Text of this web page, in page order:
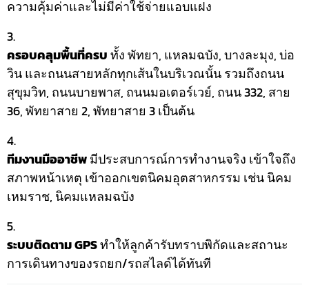
ความคุ้มค่าและไม่มีค่าใช้จ่ายแอบแฝง
ครอบคลุมพื้นที่ครบทั้ง พัทยา, แหลมฉบัง, บางละมุง, บ่อ
วิน และถนนสายหลักทุกเส้นในบริเวณนั้น รวมถึงถนน
สุขุมวิท, ถนนบายพาส, ถนนมอเตอร์เวย์, ถนน 332, สาย
36, พัทยาสาย 2, พัทยาสาย 3 เป็นต้น
ทีมงานมืออาชีพมีประสบการณ์การทำงานจริง เข้าใจถึง
สภาพหน้าเหตุ เข้าออกเขตนิคมอุตสาหกรรม เช่น นิคม
เหมราช, นิคมแหลมฉบัง
ระบบติดตาม GPSทำให้ลูกค้ารับทราบพิกัดและสถานะ
การเดินทางของรถยก/รถสไลด์ได้ทันที